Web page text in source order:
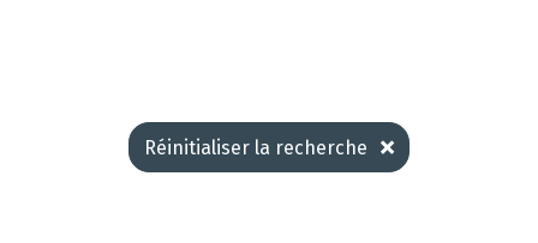
Réinitialiser la recherche